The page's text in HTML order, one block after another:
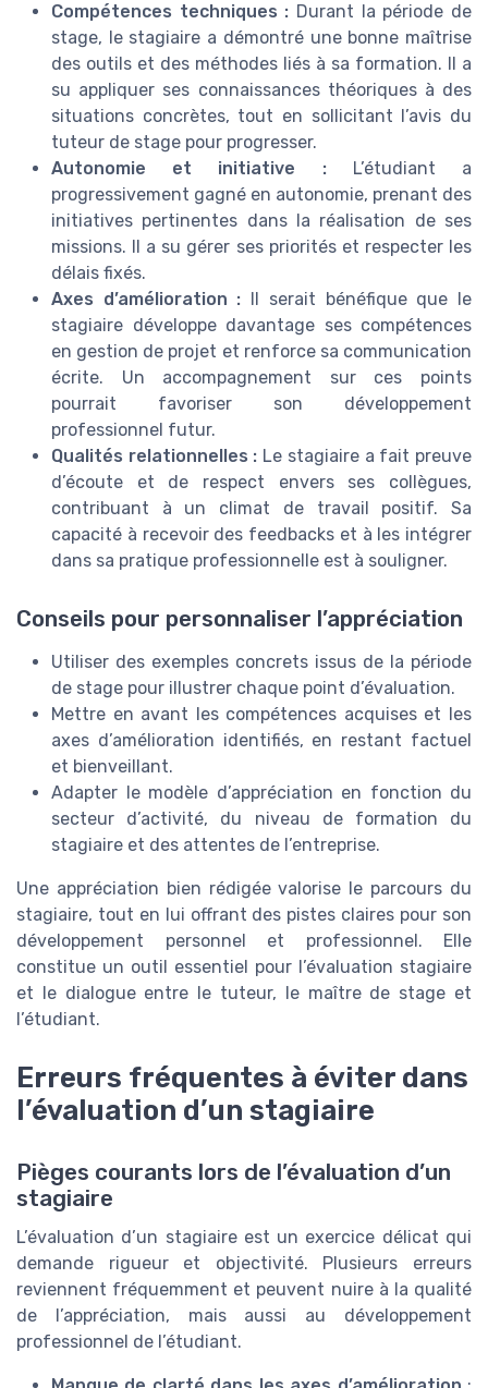
Compétences techniques : Durant la période de
stage, le stagiaire a démontré une bonne maîtrise
des outils et des méthodes liés à sa formation. Il a
su appliquer ses connaissances théoriques à des
situations concrètes, tout en sollicitant l’avis du
tuteur de stage pour progresser.
Autonomie et initiative :L’étudiant a
progressivement gagné en autonomie, prenant des
initiatives pertinentes dans la réalisation de ses
missions. Il a su gérer ses priorités et respecter les
délais fixés.
Axes d’amélioration : Il serait bénéfique que le
stagiaire développe davantage ses compétences
en gestion de projet et renforce sa communication
écrite. Un accompagnement sur ces points
pourrait favoriser son développement
professionnel futur.
Qualités relationnelles : Le stagiaire a fait preuve
d’écoute et de respect envers ses collègues,
contribuant à un climat de travail positif. Sa
capacité à recevoir des feedbacks et à les intégrer
dans sa pratique professionnelle est à souligner.
Conseils pour personnaliser l’appréciation
Utiliser des exemples concrets issus de la période
de stage pour illustrer chaque point d’évaluation.
Mettre en avant les compétences acquises et les
axes d’amélioration identifiés, en restant factuel
et bienveillant.
Adapter le modèle d’appréciation en fonction du
secteur d’activité, du niveau de formation du
stagiaire et des attentes de l’entreprise.
Une appréciation bien rédigée valorise le parcours du
stagiaire, tout en lui offrant des pistes claires pour son
développement personnel et professionnel. Elle
constitue un outil essentiel pour l’évaluation stagiaire
et le dialogue entre le tuteur, le maître de stage et
l’étudiant.
Erreurs fréquentes à éviter dans
l’évaluation d’un stagiaire
Pièges courants lors de l’évaluation d’un
stagiaire
L’évaluation d’un stagiaire est un exercice délicat qui
demande rigueur et objectivité. Plusieurs erreurs
reviennent fréquemment et peuvent nuire à la qualité
de l’appréciation, mais aussi au développement
professionnel de l’étudiant.